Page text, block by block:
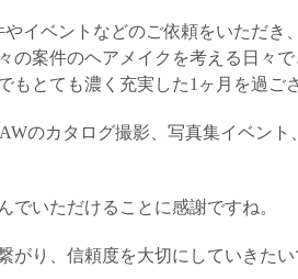
イベントなどのご依頼をいただき
の案件のヘアメイクを考える日々
もとても濃く充実した1ヶ月を過ご
のカタログ撮影、写真集イベン
でいただけることに感謝ですね。
がり、信頼度を大切にしていきた